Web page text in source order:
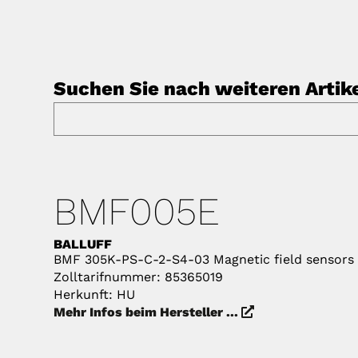
Suchen Sie nach weiteren
BMF005E
BALLUFF
BMF 305K-PS-C-2-S4-03 Magnetic field sensors
Zolltarifnummer: 85365019
Herkunft: HU
Mehr Infos beim Hersteller ...